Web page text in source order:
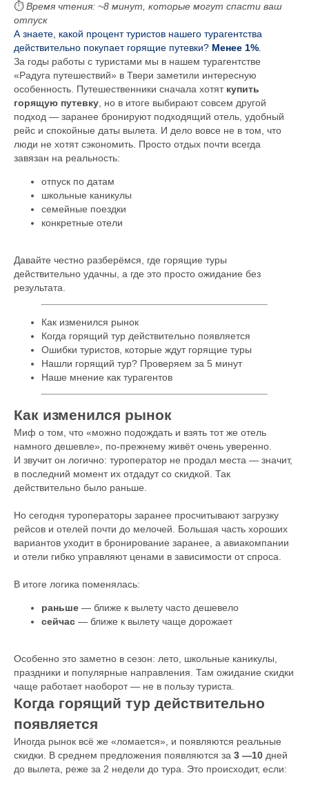
⏱️Время чтения: ~8 минут, которые могут спасти ваш
отпуск
А знаете, какой процент туристов нашего турагентства
действительно покупает горящие путевки? Менее 1%
За годы работы с туристами мы в нашем турагентстве
«Радуга путешествий» в Твери заметили интересную
особенность. Путешественники сначала хотят купить
горящую путевку , но в итоге выбирают совсем другой
подход — заранее бронируют подходящий отель, удобный
рейс и спокойные даты вылета. И дело вовсе не в том, что
люди не хотят сэкономить. Просто отдых почти всегда
завязан на реальность:
отпуск по датам
школьные каникулы
семейные поездки
конкретные отели
Давайте честно разберёмся, где горящие туры
действительно удачны, а где это просто ожидание без
результата.
Как изменился рынок
Когда горящий тур действительно появляется
Ошибки туристов, которые ждут горящие туры
Нашли горящий тур? Проверяем за 5 минут
Наше мнение как турагентов
Как изменился рынок
Миф о том, что «можно подождать и взять тот же отель
намного дешевле», по-прежнему живёт очень уверенно.
И звучит он логично: туроператор не продал места — значит,
в последний момент их отдадут со скидкой. Так
действительно было раньше.
Но сегодня туроператоры заранее просчитывают загрузку
рейсов и отелей почти до мелочей. Большая часть хороших
вариантов уходит в бронирование заранее, а авиакомпании
и отели гибко управляют ценами в зависимости от спроса.
В итоге логика поменялась:
раньше — ближе к вылету часто дешевело
сейчас — ближе к вылету чаще дорожает
Особенно это заметно в сезон: лето, школьные каникулы,
праздники и популярные направления. Там ожидание скидки
чаще работает наоборот — не в пользу туриста.
Когда горящий тур действительно
появляется
Иногда рынок всё же «ломается», и появляются реальные
скидки. В среднем предложения появляются за 3 —10 дней
до вылета, реже за 2 недели до тура. Это происходит, если: